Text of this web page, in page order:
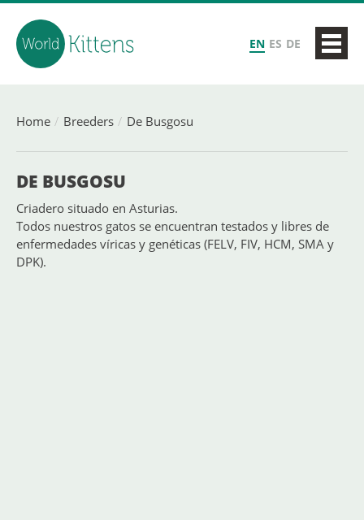
EN ES DE
Home Breeders De Busgosu
DE BUSGOSU
Criadero situado en Asturias.
Todos nuestros gatos se encuentran testados y libres de
enfermedades víricas y genéticas (FELV, FIV, HCM, SMA y
DPK).